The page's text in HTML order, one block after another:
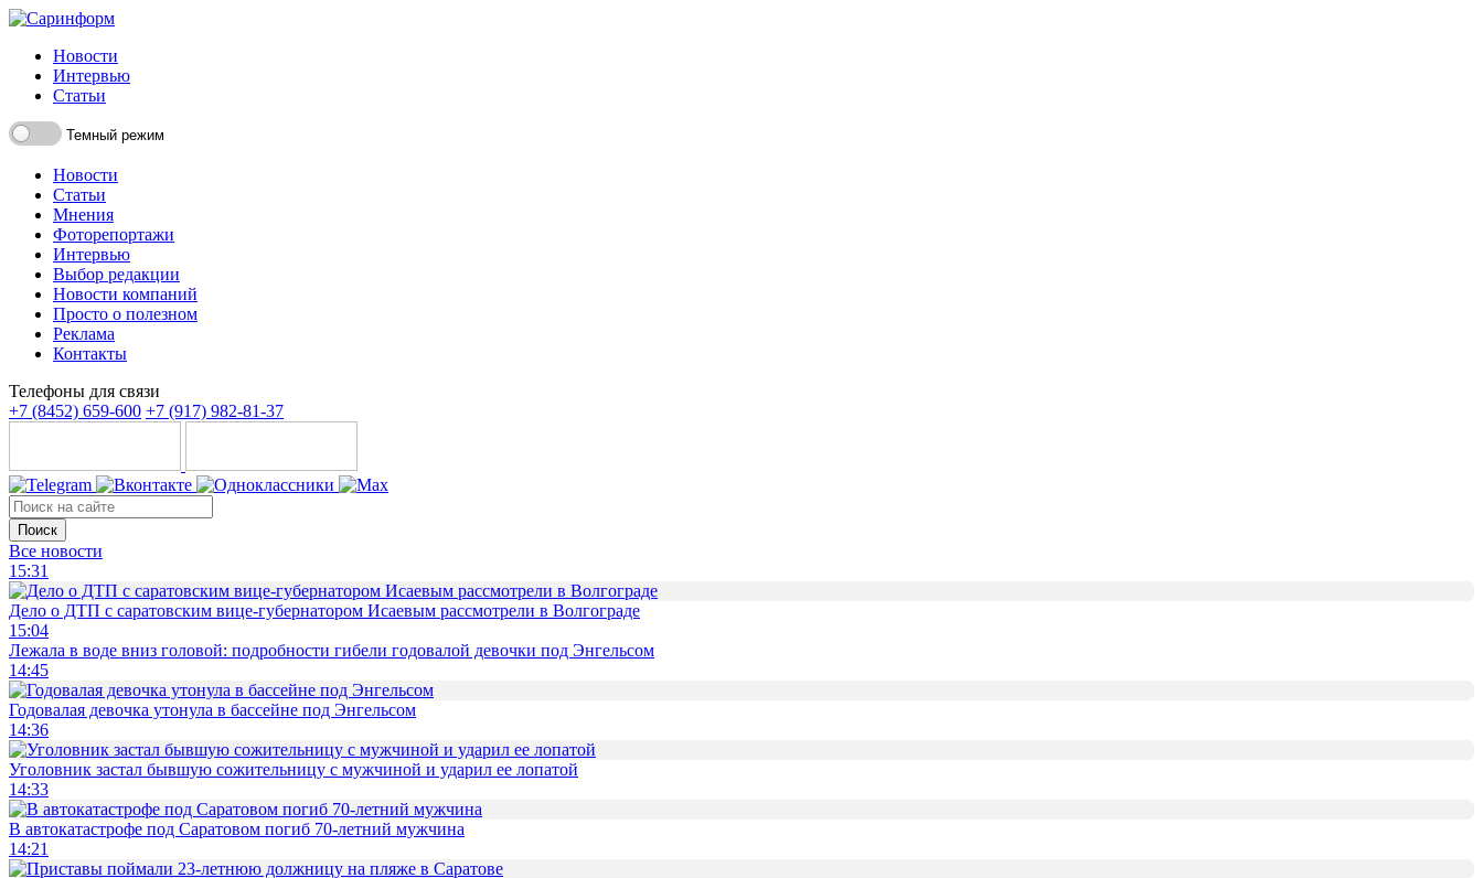
Новости
Интервью
Статьи
Темный режим
Новости
Статьи
Мнения
Фоторепортажи
Интервью
Выбор редакции
Новости компаний
Просто о полезном
Реклама
Контакты
Телефоны для связи
+7 (8452) 659-600 +7 (917) 982-81-37
Поиск
Все новости
15:31
Дело о ДТП с саратовским вице-губернатором Исаевым рассмотрели в Волгограде
15:04
Лежала в воде вниз головой: подробности гибели годовалой девочки под Энгельсом
14:45
Годовалая девочка утонула в бассейне под Энгельсом
14:36
Уголовник застал бывшую сожительницу с мужчиной и ударил ее лопатой
14:33
В автокатастрофе под Саратовом погиб 70-летний мужчина
14:21